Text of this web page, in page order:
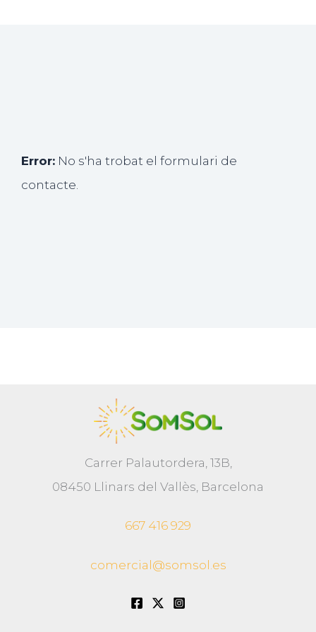
Error: No s'ha trobat el formulari de
contacte.
Carrer Palautordera, 13B,
08450 Llinars del Vallès, Barcelona
667 416 929
comercial@somsol.es